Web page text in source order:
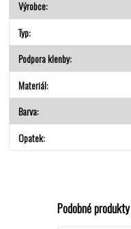
Výrobce
Typ
Podpora klenby
Materiál
Barva
Opatek
Podobné produkty